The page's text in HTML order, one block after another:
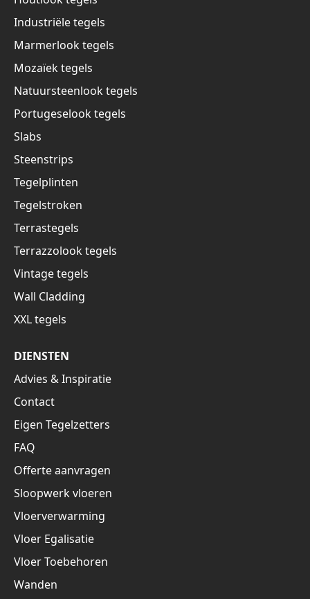
Industriële tegels
Marmerlook tegels
Mozaïek tegels
Natuursteenlook tegels
Portugeselook tegels
Slabs
Steenstrips
Tegelplinten
Tegelstroken
Terrastegels
Terrazzolook tegels
Vintage tegels
Wall Cladding
XXL tegels
DIENSTEN
Advies & Inspiratie
Contact
Eigen Tegelzetters
FAQ
Offerte aanvragen
Sloopwerk vloeren
Vloerverwarming
Vloer Egalisatie
Vloer Toebehoren
Wanden